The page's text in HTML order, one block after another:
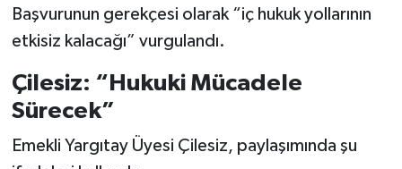
Başvurunun gerekçesi olarak “iç hukuk yollarının
etkisiz kalacağı” vurgulandı.
Çilesiz: “Hukuki Mücadele
Sürecek”
Emekli Yargıtay Üyesi Çilesiz, paylaşımında şu